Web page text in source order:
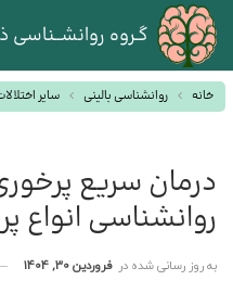
گـروه روانشــناسی
خانه روانشناسی بالینی سایر
درمان سریع
روانشناسی انواع
به روز رسانی شده در فروردین 30, 1404